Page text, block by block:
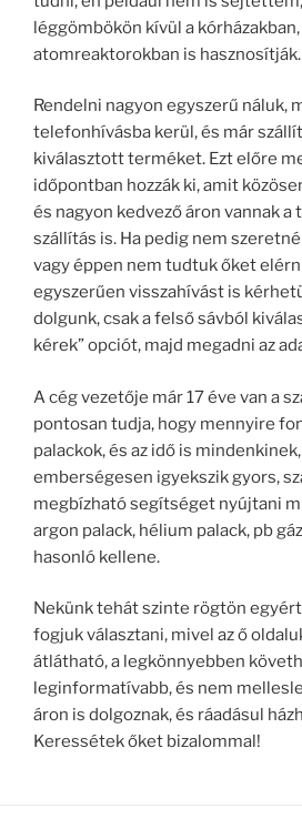
léggömbökön kívül a
atomreaktorokban is hasznosítják.
Rendelni nagyon egyszerű náluk,
telefonhívásba kerül, és már
kiválasztott terméket. Ezt előre
időpontban hozzák ki, amit
és nagyon kedvező áron vannak
szállítás is. Ha pedig nem
vagy éppen nem tudtuk őket
egyszerűen visszahívást is
dolgunk, csak a felső sávból
kérek” opciót, majd megadni az
A cég vezetője már 17 éve van a
pontosan tudja, hogy mennyire
palackok, és az idő is
emberségesen igyekszik gyors,
megbízható segítséget nyújtani
argon palack, hélium palack, pb
hasonló kellene.
Nekünk tehát szinte rögtön
fogjuk választani, mivel az ő
átlátható, a legkönnyebben
leginformatívabb, és nem
áron is dolgoznak, és ráadásul
Keressétek őket bizalommal!